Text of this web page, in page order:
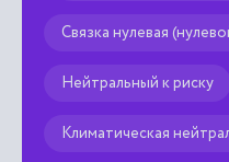
Связка нулевая
Нейтральный к риску
Климатическая